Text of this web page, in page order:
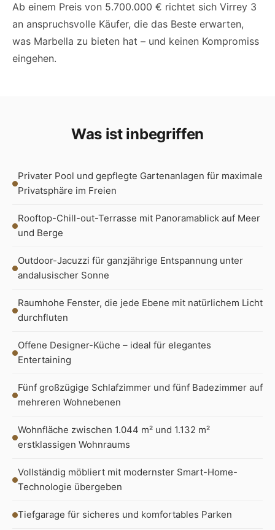
Ab einem Preis von 5.700.000 € richtet sich Virrey 3
an anspruchsvolle Käufer, die das Beste erwarten,
was Marbella zu bieten hat – und keinen Kompromiss
eingehen.
Was ist inbegriffen
Privater Pool und gepflegte Gartenanlagen für maximale
Privatsphäre im Freien
Rooftop-Chill-out-Terrasse mit Panoramablick auf Meer
und Berge
Outdoor-Jacuzzi für ganzjährige Entspannung unter
andalusischer Sonne
Raumhohe Fenster, die jede Ebene mit natürlichem Licht
durchfluten
Offene Designer-Küche – ideal für elegantes
Entertaining
Fünf großzügige Schlafzimmer und fünf Badezimmer auf
mehreren Wohnebenen
Wohnfläche zwischen 1.044 m² und 1.132 m²
erstklassigen Wohnraums
Vollständig möbliert mit modernster Smart-Home-
Technologie übergeben
Tiefgarage für sicheres und komfortables Parken